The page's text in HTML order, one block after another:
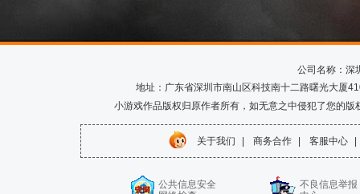
公司名称：深
地址：广东省深圳市南山区科技南十二路曙光大厦
小游戏作品版权归原作者所有，如无意之中侵犯了您的
关于我们 商务合作 客服中心
公共信息安全
不良信息举报